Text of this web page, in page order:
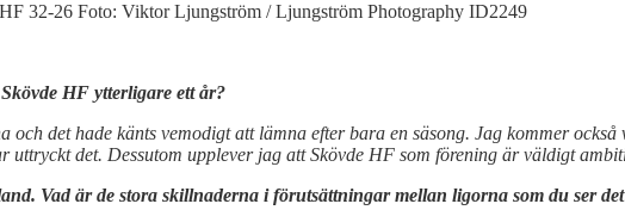
32-26 Foto: Viktor Ljungström / Ljungström Photography ID2249
HF ytterligare ett år?
och det hade känts vemodigt att lämna efter bara en säsong. Jag kommer
uttryckt det. Dessutom upplever jag att Skövde HF som förening är väldigt
Vad är de stora skillnaderna i förutsättningar mellan ligorna som du ser